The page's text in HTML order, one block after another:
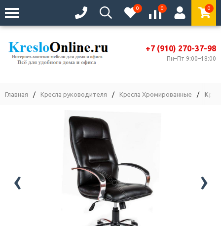
0 0 0
+7 (910) 270-37-98
Пн–Пт 9:00–18:00
Главная / Кресла руководителя / Кресла Хромированные /
‹ ›